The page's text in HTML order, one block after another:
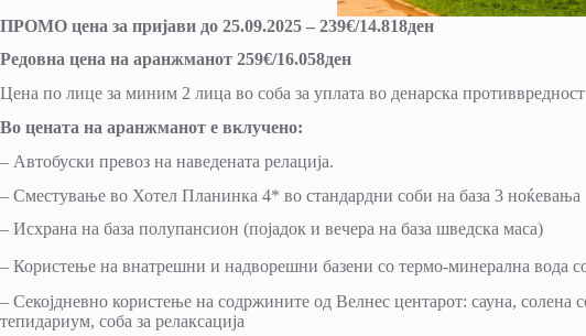
ПРОМО цена за пријави до 25.09.2025 – 239€/14.818ден
Редовна цена на аранжманот 259€/16.058ден
Цена по лице за миним 2 лица во соба за уплата во денарска
Во цената на аранжманот е вклучено:
– Автобуски превоз на наведената релација.
– Сместување во Хотел Планинка 4* во стандардни соби на база 3 ноќевања
– Исхрана на база полупансион (појадок и вечера на база шведска маса)
– Користење на внатрешни и надворешни базени со термо-минерална вода
– Секојдневно користење на содржините од Велнес центарот: сауна,
тепидариум, соба за релаксација